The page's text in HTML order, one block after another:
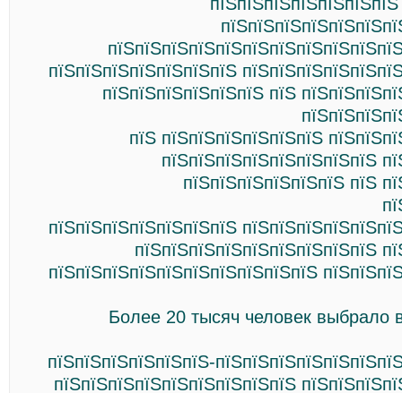
пїЅпїЅпїЅпїЅпїЅпїЅпїЅ
пїЅпїЅпїЅпїЅпїЅпїЅ пїЅ
пїЅ пїЅпїЅпїЅпїЅпїЅпїЅ
пїЅпїЅпїЅпїЅпїЅпїЅпїЅпїЅ
пїЅпїЅпїЅпїЅпїЅпїЅ пїЅ
пїЅпїЅпїЅпїЅпїЅпїЅпїЅ
пїЅпїЅпїЅпїЅпїЅпїЅпїЅпїЅпїЅ
пїЅпїЅпїЅпїЅпїЅпїЅпїЅпїЅпїЅпїЅ
Более 20 тысяч человек выбрало
пїЅпїЅпїЅпїЅпїЅпїЅ-
пїЅпїЅпїЅпїЅпїЅпїЅпїЅпїЅпїЅ